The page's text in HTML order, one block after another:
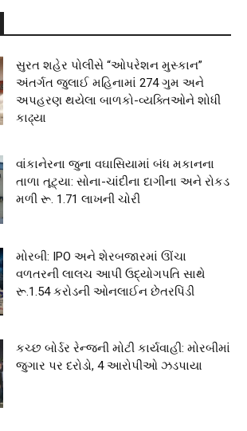
સુરત શહેર પોલીસે “ઓપરેશન મુસ્કાન”
અંતર્ગત જુલાઈ મહિનામાં 274 ગુમ અને
અપહરણ થયેલા બાળકો-વ્યક્તિઓને શોધી
કાઢ્યા
વાંકાનેરના જુના વઘાસિયામાં બંધ મકાનના
તાળા તૂટ્યા: સોના-ચાંદીના દાગીના અને રોકડ
મળી રૂ. 1.71 લાખની ચોરી
મોરબી: IPO અને શેરબજારમાં ઊંચા
વળતરની લાલચ આપી ઉદ્યોગપતિ સાથે
રૂ.1.54 કરોડની ઓનલાઈન છેતરપિંડી
કચ્છ બોર્ડર રેન્જની મોટી કાર્યવાહી: મોરબીમાં
જુગાર પર દરોડો, 4 આરોપીઓ ઝડપાયા